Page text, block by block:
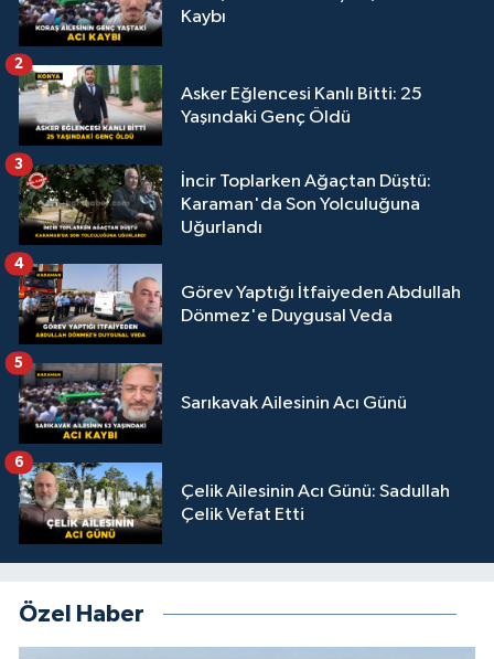
Kaybı
Asker Eğlencesi Kanlı Bitti: 25
Yaşındaki Genç Öldü
2
İncir Toplarken Ağaçtan Düştü:
Karaman'da Son Yolculuğuna
Uğurlandı
3
Görev Yaptığı İtfaiyeden Abdullah
Dönmez'e Duygusal Veda
4
Sarıkavak Ailesinin Acı Günü
5
Çelik Ailesinin Acı Günü: Sadullah
Çelik Vefat Etti
6
Özel Haber